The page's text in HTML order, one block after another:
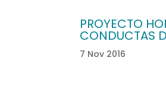
PROYECTO
CONDUCTAS
7 Nov 2016